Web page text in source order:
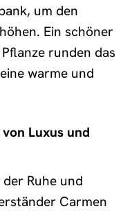
um den
Ein schöner
runden das
warme und
Luxus und
Ruhe und
Carmen